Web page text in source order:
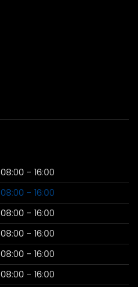
08:00 – 16:00
08:00 – 16:00
08:00 – 16:00
08:00 – 16:00
08:00 – 16:00
08:00 – 16:00